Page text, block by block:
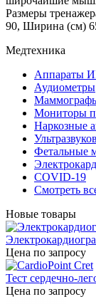
Размеры
90, Ширина (см)
Медтехника
Аппараты
Аудиометры
Мониторы
Наркозные
Фетальные
COVID-19
Смотреть
Новые товары
Цена по запросу
Тест сердечно-
Цена по запросу